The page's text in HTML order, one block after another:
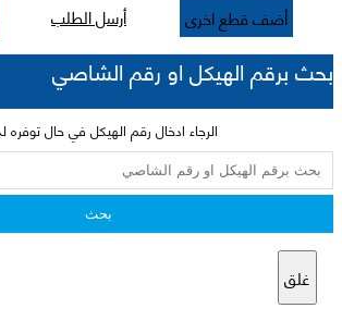
أضف قطع اخرى أرسل الطلب
بحث برقم الهيكل او رقم الشاصي
الرجاء ادخال رقم الهيكل في حال توفره
بحث
غلق